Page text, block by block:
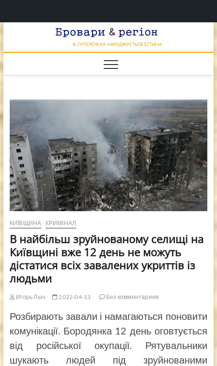
&
НАРОДЖУЄТЬСЯ
КИЇВЩИНА КРИМІНАЛ
В найбільш зруйнованому селищі на
Київщині вже 12 день не можуть
дістатися всіх завалених укриттів із
людьми
Игорь Лыч 2022-04-13 Без комментариев
Розбирають завали і намагаються поновити
комунікації. Бородянка 12 день оговтується
від російської окупації. Рятувальники
шукають людей під зруйнованими